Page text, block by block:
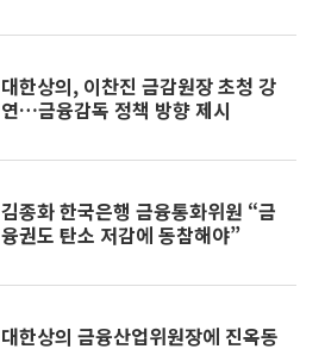
대한상의, 이찬진 금감원장 초청 강
연…금융감독 정책 방향 제시
김종화 한국은행 금융통화위원 “금
융권도 탄소 저감에 동참해야”
대한상의 금융산업위원장에 진옥동